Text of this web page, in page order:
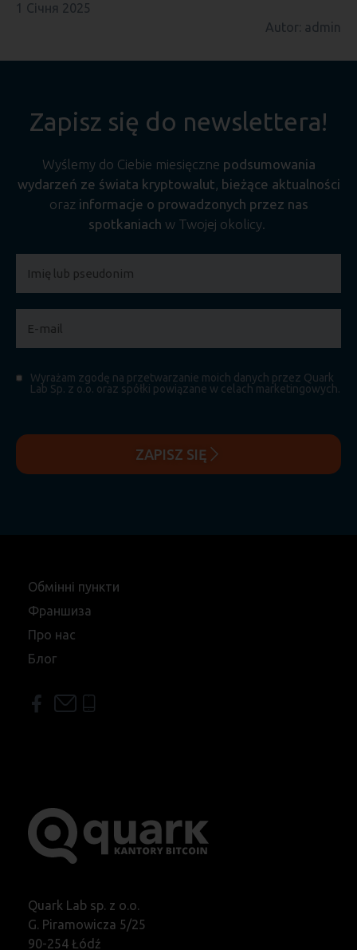
1 Січня 2025
Autor: admin
Zapisz się do newslettera!
Wyślemy do Ciebie miesięczne podsumowania
wydarzeń ze świata kryptowalut, bieżące aktualności
oraz informacje o prowadzonych przez nas
spotkaniach w Twojej okolicy.
Wyrażam zgodę na przetwarzanie moich danych przez Quark
Lab Sp. z o.o. oraz spółki powiązane w celach marketingowych.
ZAPISZ SIĘ
Обмінні пункти
Франшиза
Про нас
Блог
Quark Lab sp. z o.o.
G. Piramowicza 5/25
90-254 Łódź